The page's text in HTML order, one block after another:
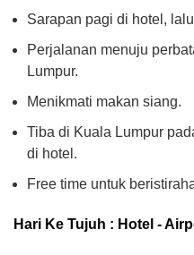
Sarapan pagi di hotel,
Perjalanan menuju
Lumpur.
Menikmati makan siang.
Tiba di Kuala Lumpur
di hotel.
Free time untuk
Hari Ke Tujuh : Hotel -